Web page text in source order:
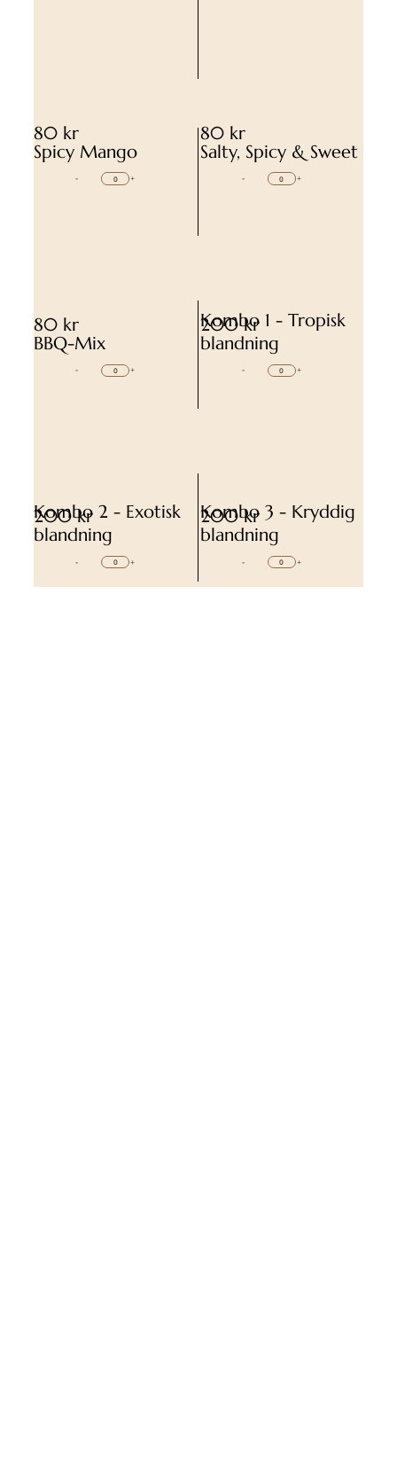
80 kr
Spicy Mango
- +
80 kr
Salty, Spicy & Sweet
- +
80 kr
BBQ-Mix
- +
200 kr
Kombo 1 - Tropisk
blandning
- +
200 kr
Kombo 2 - Exotisk
blandning
- +
200 kr
Kombo 3 - Kryddig
blandning
- +